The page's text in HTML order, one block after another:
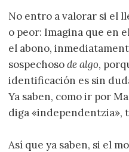
No entro a valorar si el
o peor: Imagina que en
el abono,
sospechosode algo,
identificación es sin
Ya saben, como ir por
diga «independentzia»,
Así que ya saben, si el